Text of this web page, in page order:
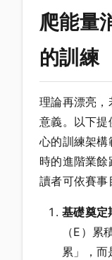
爬能量
的訓練
理論再漂亮，
意義。以下
心的訓練架
時的進階業餘
讀者可依賽事
基礎奠定
（E）
累」，